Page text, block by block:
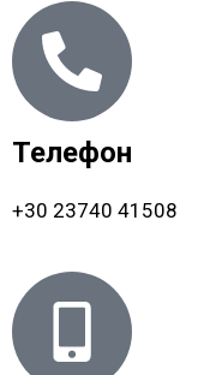
Телефон
+30 23740 41508